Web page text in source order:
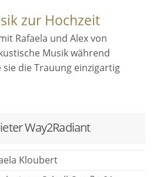
zur Hochzeit
Rafaela und Alex von
Musik während
die Trauung einzigartig
Way2Radiant
Kloubert